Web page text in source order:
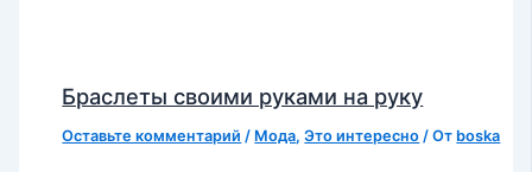
Браслеты своими руками на руку
Оставьте комментарий / Мода,Это интересно / От boska